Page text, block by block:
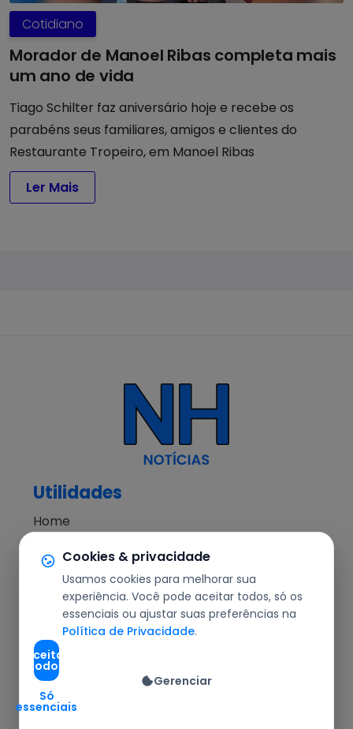
Cotidiano
Morador de Manoel Ribas completa mais
um ano de vida
Tiago Schilter faz aniversário hoje e recebe os
parabéns seus familiares, amigos e clientes do
Restaurante Tropeiro, em Manoel Ribas
Ler Mais
Utilidades
Home
Notícias
Editorial
Segurança
Cotidiano
Política
Agronegócio
Redes Sociais
Cookies & privacidade
Usamos cookies para melhorar sua
experiência. Você pode aceitar todos, só os
essenciais ou ajustar suas preferências na
Política de Privacidade.
Aceitar
todos
Só
essenciais
Gerenciar